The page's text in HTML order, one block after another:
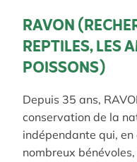
RAVON
REPTILES, LES
POISSONS)
Depuis 35 ans,
conservation de la
indépendante qui,
nombreux bénévoles,